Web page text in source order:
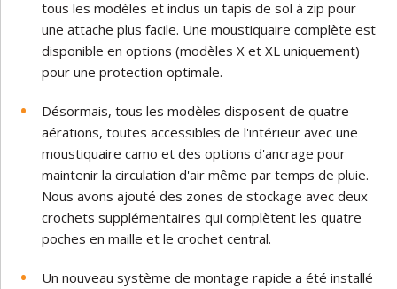
tous les modèles et inclus un tapis de sol à zip pour
une attache plus facile. Une moustiquaire complète est
disponible en options (modèles X et XL uniquement)
pour une protection optimale.
Désormais, tous les modèles disposent de quatre
aérations, toutes accessibles de l'intérieur avec une
moustiquaire camo et des options d'ancrage pour
maintenir la circulation d'air même par temps de pluie.
Nous avons ajouté des zones de stockage avec deux
crochets supplémentaires qui complètent les quatre
poches en maille et le crochet central.
Un nouveau système de montage rapide a été installé